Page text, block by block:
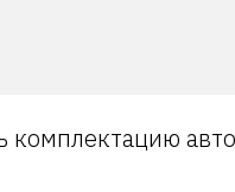
комплектацию